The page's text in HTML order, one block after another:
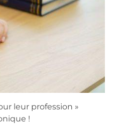
leur profession »
!